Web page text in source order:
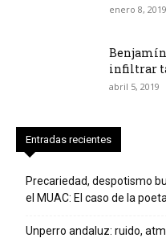
enero 8, 2019
infiltrar
abril 5, 2019
Entradas recientes
Precariedad, despotismo
el MUAC: El caso de la
Unperro andaluz: ruido,